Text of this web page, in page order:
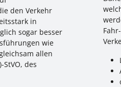
den Verkehr
in
sogar besser
wie
allen
des